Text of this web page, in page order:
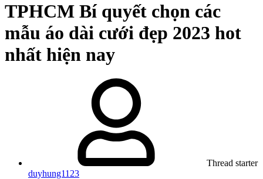
TPHCM Bí quyết chọn các
mẫu áo dài cưới đẹp 2023 hot
nhất hiện nay
Thread starter
duyhung1123